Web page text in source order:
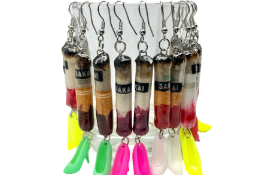
週間番組表
トピックス
TBS Podcast
お知らせ
イベント・グッズ
YouTube
会社情報